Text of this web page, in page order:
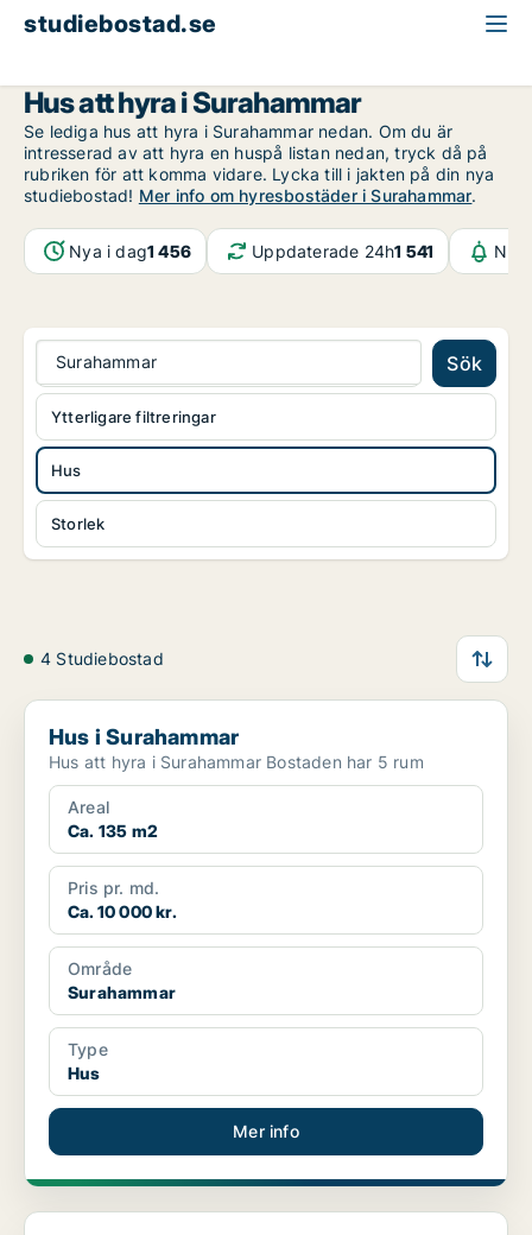
studiebostad.se
Hus att hyra i Surahammar
Se lediga hus att hyra i Surahammar nedan. Om du är
intresserad av att hyra en huspå listan nedan, tryck då på
rubriken för att komma vidare. Lycka till i jakten på din nya
studiebostad! Mer info om hyresbostäder i Surahammar.
Nya i dag1 456 Uppdaterade 24h1 541
Surahammar Sök
Hus
Storlek
Ytterligare filtreringar
4 Studiebostad
Hus i Surahammar
Hus i Surahammar
Hus att hyra i Surahammar Bostaden har 5 rum
Areal
Ca. 135 m2
Pris pr. md.
Ca. 10 000 kr.
Område
Surahammar
Type
Hus
Mer info
Hus i Surahammar